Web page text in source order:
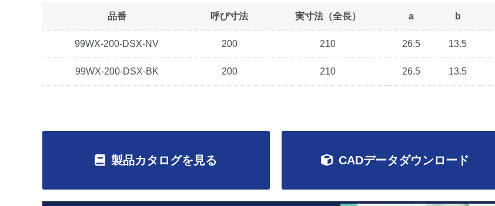
品番 呼び寸法 実寸法（全長） a b
99WX-200-DSX-NV 200 210 26.5 13.5
99WX-200-DSX-BK 200 210 26.5 13.5
製品カタログを見る CADデータダウンロード